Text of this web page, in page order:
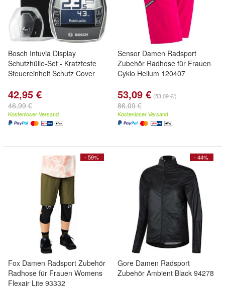
Bosch Intuvia Display
Schutzhülle-Set - Kratzfeste
Steuereinheit Schutz Cover
42,95 €
46,99 €
Kostenloser Versand
Sensor Damen Radsport
Zubehör Radhose für Frauen
Cyklo Helium 120407
53,09 € (53,09 €/)
86,09 €
Kostenloser Versand
- 59%
Fox Damen Radsport Zubehör
Radhose für Frauen Womens
Flexair Lite 93332
- 44%
Gore Damen Radsport
Zubehör Ambient Black 94278